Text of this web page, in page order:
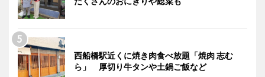
西船橋駅近くに焼き肉食べ放題「焼肉 志む
ら」 厚切り牛タンや土鍋ご飯など